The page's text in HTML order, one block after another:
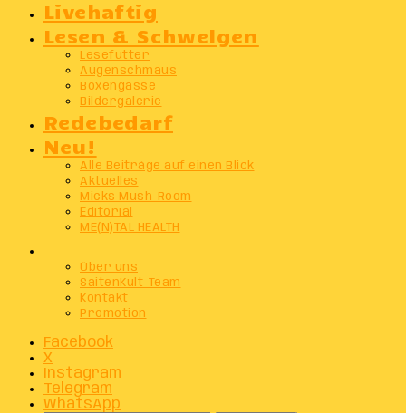
Livehaftig
Lesen & Schwelgen
Lesefutter
Augenschmaus
Boxengasse
Bildergalerie
Redebedarf
Neu!
Alle Beiträge auf einen Blick
Aktuelles
Micks Mush-Room
Editorial
ME(N)TAL HEALTH
Über uns
SaitenKult-Team
Kontakt
Promotion
Facebook
X
Instagram
Telegram
WhatsApp